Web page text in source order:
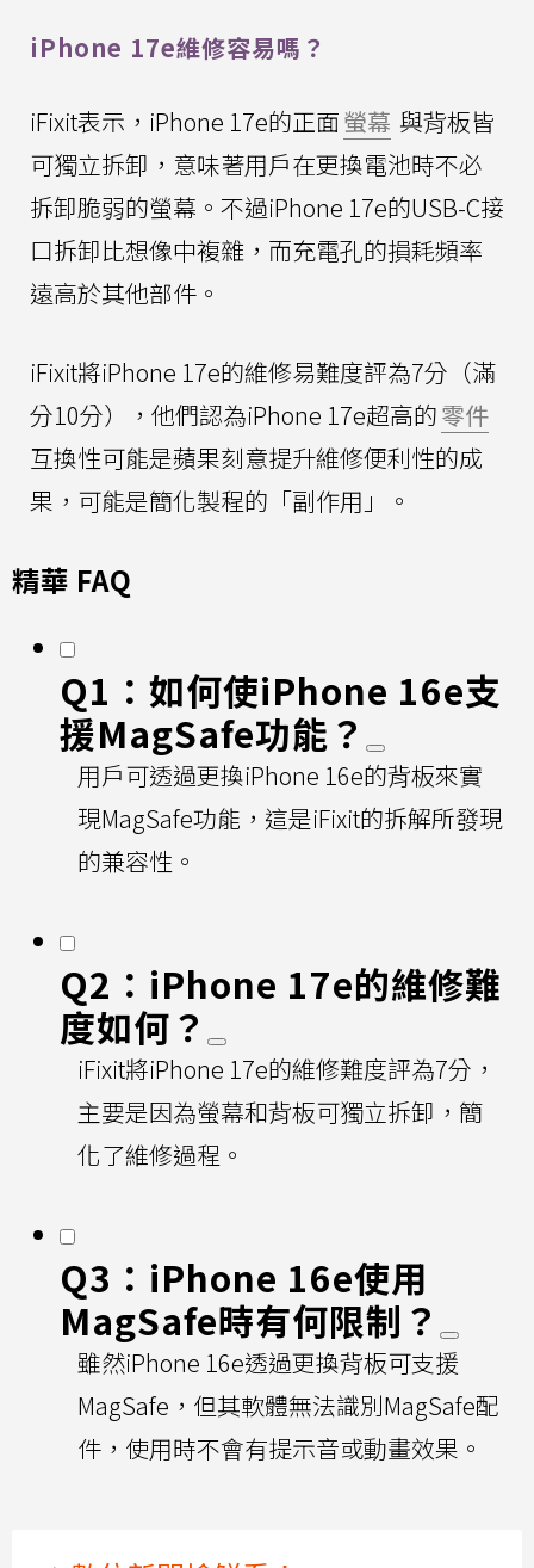
iPhone 17e維修容易嗎？
iFixit表示，iPhone 17e的正面螢幕 與背板皆
可獨立拆卸，意味著用戶在更換電池時不必
拆卸脆弱的螢幕。不過iPhone 17e的USB-C接
口拆卸比想像中複雜，而充電孔的損耗頻率
遠高於其他部件。
iFixit將iPhone 17e的維修易難度評為7分（滿
分10分），他們認為iPhone 17e超高的零件
互換性可能是蘋果刻意提升維修便利性的成
果，可能是簡化製程的「副作用」。
精華 FAQ
Q1：如何使iPhone 16e支
援MagSafe功能？
用戶可透過更換iPhone 16e的背板來實
現MagSafe功能，這是iFixit的拆解所發現
的兼容性。
Q2：iPhone 17e的維修難
度如何？
iFixit將iPhone 17e的維修難度評為7分，
主要是因為螢幕和背板可獨立拆卸，簡
化了維修過程。
Q3：iPhone 16e使用
MagSafe時有何限制？
雖然iPhone 16e透過更換背板可支援
MagSafe，但其軟體無法識別MagSafe配
件，使用時不會有提示音或動畫效果。